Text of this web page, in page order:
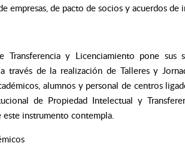
empresas, de pacto de socios y acuerdos de
Transferencia y Licenciamiento pone
través de la realización de Talleres y
alumnos y personal de centros
de Propiedad Intelectual y
este instrumento contempla.